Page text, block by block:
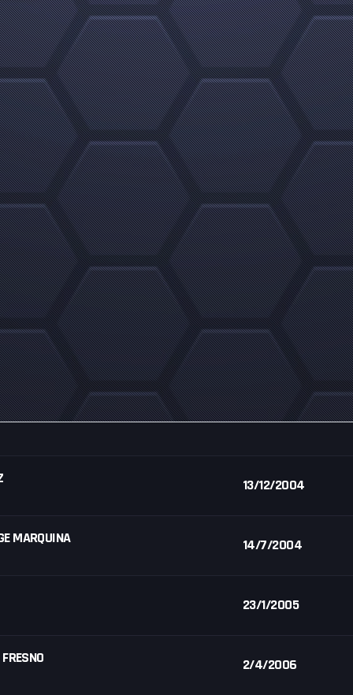
13/12/2004
MARQUINA 14/7/2004
23/1/2005
2/4/2006